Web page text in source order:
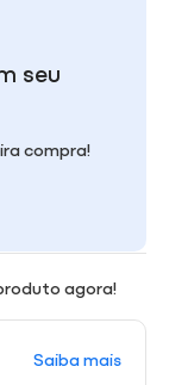
seu
compra!
agora!
Saiba mais